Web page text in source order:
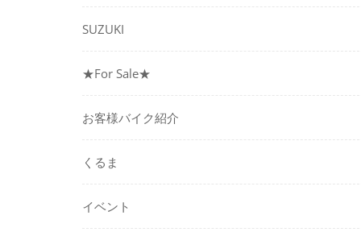
SUZUKI
★For Sale★
お客様バイク紹介
くるま
イベント